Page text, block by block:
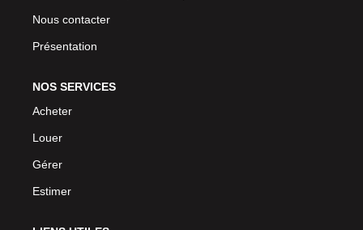
Nous contacter
Présentation
NOS SERVICES
Acheter
Louer
Gérer
Estimer